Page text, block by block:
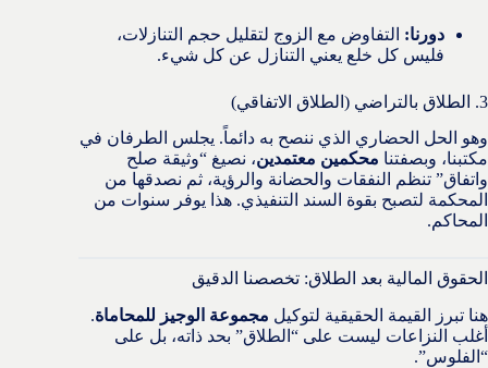
دورنا: التفاوض مع الزوج لتقليل حجم التنازلات،
فليس كل خلع يعني التنازل عن كل شيء.
3. الطلاق بالتراضي (الطلاق الاتفاقي)
وهو الحل الحضاري الذي ننصح به دائماً. يجلس الطرفان في
مكتبنا، وبصفتنا محكمين معتمدين، نصيغ “وثيقة صلح
واتفاق” تنظم النفقات والحضانة والرؤية، ثم نصدقها من
المحكمة لتصبح بقوة السند التنفيذي. هذا يوفر سنوات من
المحاكم.
الحقوق المالية بعد الطلاق: تخصصنا الدقيق
هنا تبرز القيمة الحقيقية لتوكيل مجموعة الوجيز للمحاماة.
أغلب النزاعات ليست على “الطلاق” بحد ذاته، بل على
“الفلوس”.